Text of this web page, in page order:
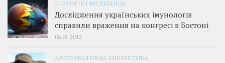
БІОЛОГІЯ І МЕДИЦИНА
Дослідження українських імунологів
справили враження на конгресі в Бостоні
06.01.2012
АЛЬТЕРНАТИВНА ЕНЕРГЕТИКА